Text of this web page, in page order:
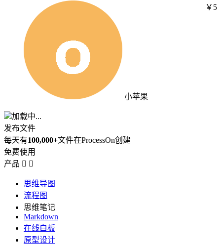
小苹果
￥5
加载中...
发布文件
每天有100,000+文件在ProcessOn创建
免费使用
产品  
思维导图
流程图
思维笔记
Markdown
在线白板
原型设计